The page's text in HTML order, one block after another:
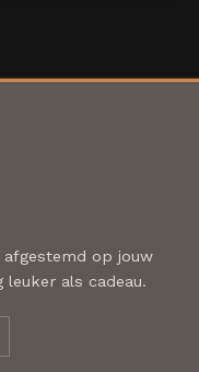
afgestemd op jouw
leuker als cadeau.